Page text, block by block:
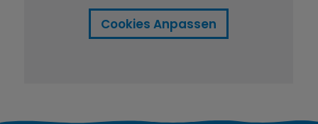
Cookies Anpassen